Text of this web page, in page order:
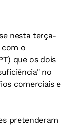
nesta terça-
com o
que os dois
no
comerciais e
pretenderam